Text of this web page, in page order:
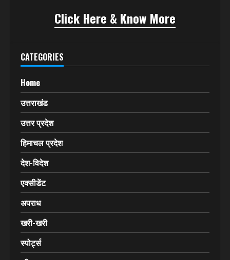
Click Here & Know More
CATEGORIES
Home
उत्तराखंड
उत्तर प्रदेश
हिमाचल प्रदेश
देश-विदेश
एक्सीडेंट
अपराध
खरी-खरी
स्पोर्ट्स